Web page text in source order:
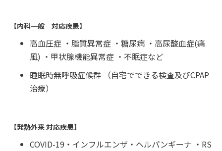
【内科一般 対応疾患】
高血圧症 ・脂質異常症 ・糖尿病 ・高尿酸血症(痛
風) ・甲状腺機能異常症 ・不眠症など
睡眠時無呼吸症候群 （自宅でできる検査及びCPAP
治療）
【発熱外来 対応疾患】
COVID-19・インフルエンザ・ヘルパンギーナ ・RS